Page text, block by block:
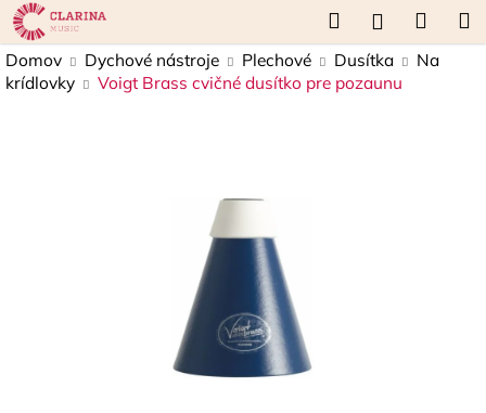
Prejsť
na
obsah
Hľadať
košík
Domov Dychové nástroje Plechové Dusítka
Na
krídlovky
Voigt Brass cvičné dusítko pre pozaunu
K
o
š
Späť
Späť